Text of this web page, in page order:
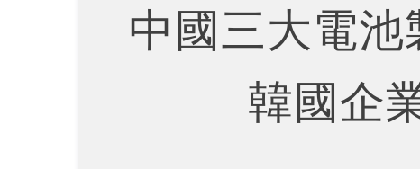
中國三大電
韓國企